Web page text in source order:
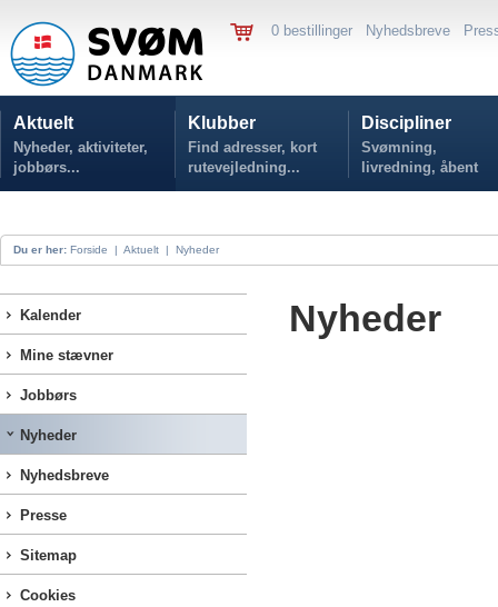
0 bestillinger Nyhedsbreve
Aktuelt
Nyheder, aktiviteter,
jobbørs...
Klubber
Find adresser, kort
rutevejledning...
Discipliner
Svømning,
livredning, åbent
vand...
Du er her: Forside | Aktuelt | Nyheder
Kalender
Mine stævner
Jobbørs
Nyheder
Nyhedsbreve
Presse
Sitemap
Cookies
Nyheder